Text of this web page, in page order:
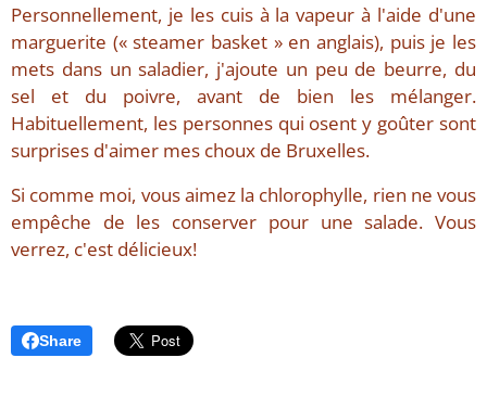
Personnellement, je les cuis à la vapeur à l'aide d'une
marguerite (« steamer basket » en anglais), puis je les
mets dans un saladier, j'ajoute un peu de beurre, du
sel et du poivre, avant de bien les mélanger.
Habituellement, les personnes qui osent y goûter sont
surprises d'aimer mes choux de Bruxelles.
Si comme moi, vous aimez la chlorophylle, rien ne vous
empêche de les conserver pour une salade. Vous
verrez, c'est délicieux!
Share